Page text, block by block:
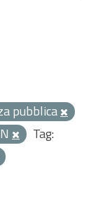
pubblica
Tag: